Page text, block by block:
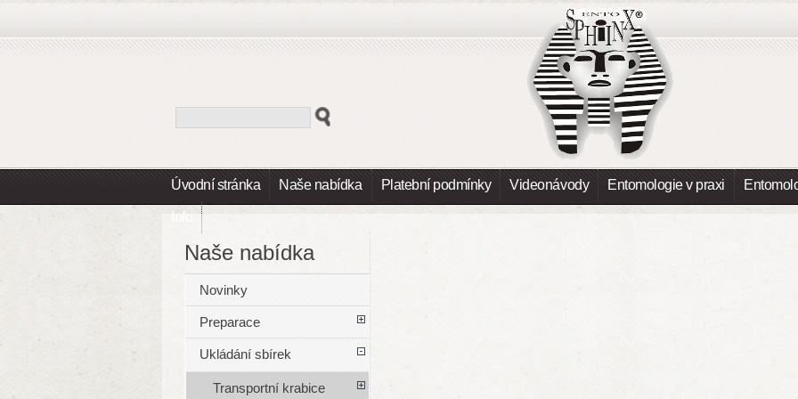
Úvodní stránka Naše nabídka Platební podmínky Videonávody Entomologie v praxi
Info
Naše nabídka
Novinky
Preparace
Ukládání sbírek
Transportní krabice